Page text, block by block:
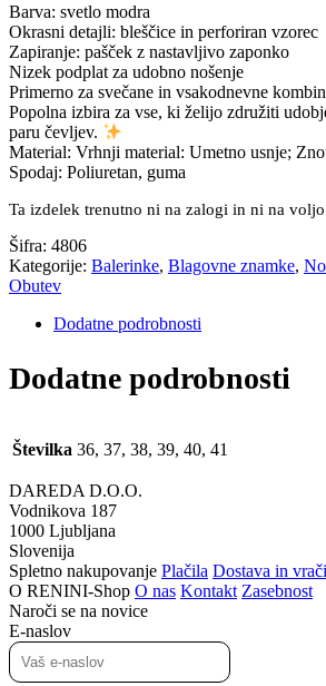
Barva: svetlo modra
Okrasni detajli: bleščice in perforiran vzorec
Zapiranje: pašček z nastavljivo zaponko
Nizek podplat za udobno nošenje
Primerno za svečane in vsakodnevne
Popolna izbira za vse, ki želijo združiti
paru čevljev.
Material: Vrhnji material: Umetno usnje;
Spodaj: Poliuretan, guma
Ta izdelek trenutno ni na zalogi in ni na
Šifra: 4806
Kategorije: Balerinke, Blagovne znamke,
Obutev
Dodatne podrobnosti
Dodatne podrobnosti
Številka 36, 37, 38, 39, 40, 41
DAREDA D.O.O.
Vodnikova 187
1000 Ljubljana
Slovenija
Spletno nakupovanje Plačila Dostava in
O RENINI-Shop O nas Kontakt Zasebnost
Naroči se na novice
E-naslov